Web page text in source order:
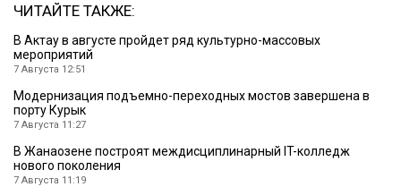
ЧИТАЙТЕ ТАКЖЕ:
В Актау в августе пройдет ряд культурно-массовых
мероприятий
7 Августа 12:51
Модернизация подъемно-переходных мостов завершена в
порту Курык
7 Августа 11:27
В Жанаозене построят междисциплинарный IT-колледж
нового поколения
7 Августа 11:19